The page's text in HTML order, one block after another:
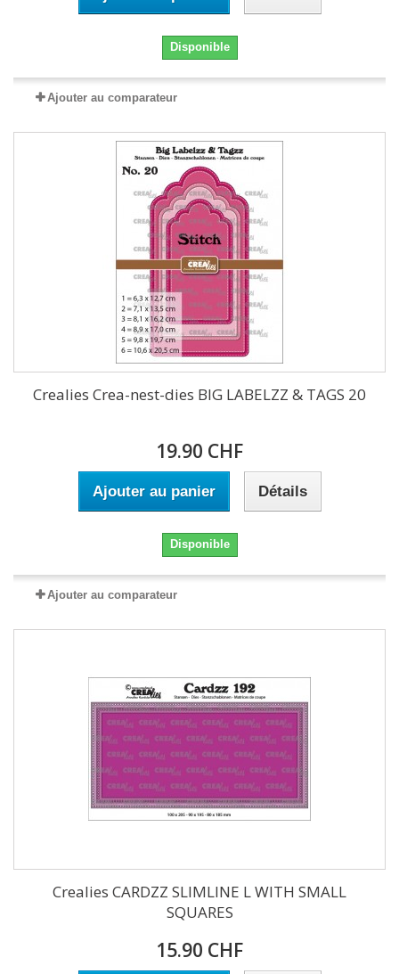
Disponible
Ajouter au comparateur
Crealies Crea-nest-dies BIG LABELZZ & TAGS 20
19.90 CHF
Ajouter au panier Détails
Disponible
Ajouter au comparateur
Crealies CARDZZ SLIMLINE L WITH SMALL
SQUARES
15.90 CHF